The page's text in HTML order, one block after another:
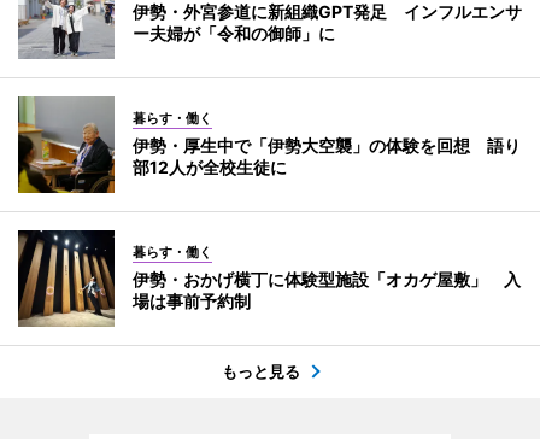
伊勢・外宮参道に新組織GPT発足 インフルエンサ
ー夫婦が「令和の御師」に
暮らす・働く
伊勢・厚生中で「伊勢大空襲」の体験を回想 語り
部12人が全校生徒に
暮らす・働く
伊勢・おかげ横丁に体験型施設「オカゲ屋敷」 入
場は事前予約制
もっと見る